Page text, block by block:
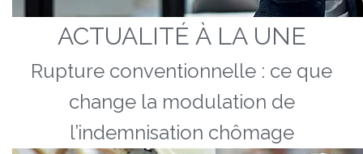
ACTUALITÉ À LA UNE
Rupture conventionnelle : ce que
change la modulation de
l’indemnisation chômage